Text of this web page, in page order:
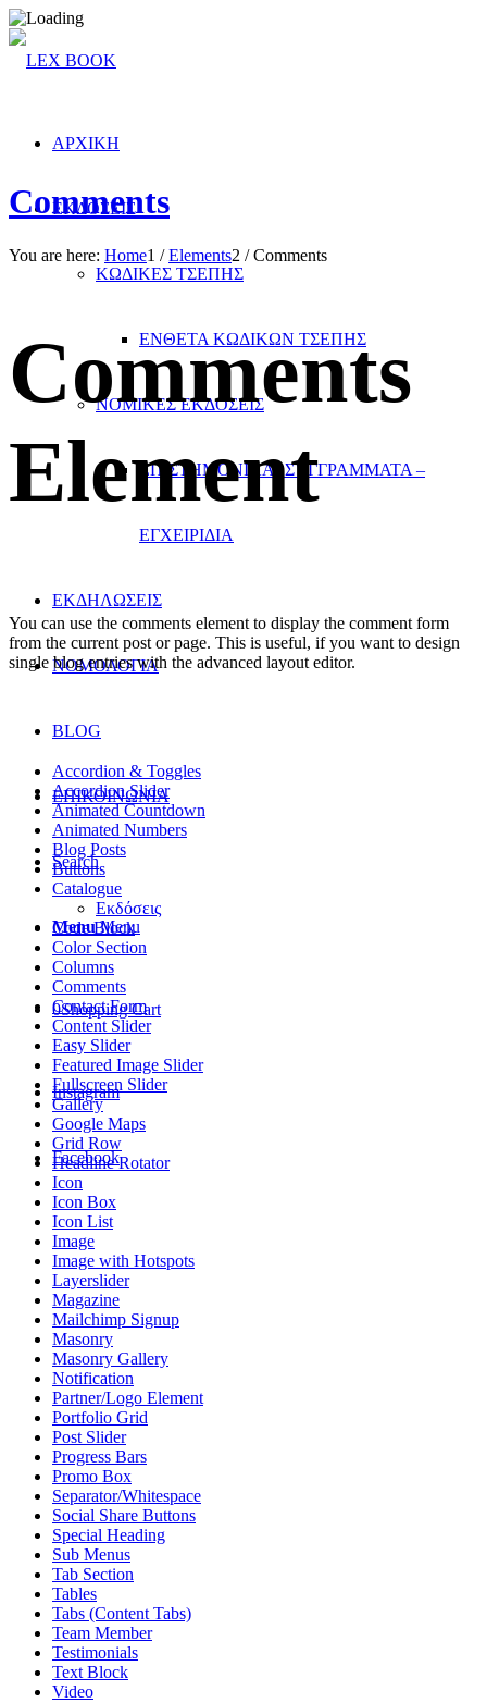
ΑΡΧΙΚΗ
ΕΚΔΟΣΕΙΣ
ΚΩΔΙΚΕΣ ΤΣΕΠΗΣ
ΕΝΘΕΤΑ ΚΩΔΙΚΩΝ ΤΣΕΠΗΣ
ΝΟΜΙΚΕΣ ΕΚΔΟΣΕΙΣ
ΕΠΙΣΤΗΜΟΝΙΚΑ- ΣΥΓΓΡΑΜΜΑΤΑ –
ΕΓΧΕΙΡΙΔΙΑ
ΕΚΔΗΛΩΣΕΙΣ
ΝΟΜΟΛΟΓΙΑ
BLOG
ΕΠΙΚΟΙΝΩΝΙΑ
Search
Menu Menu
0Shopping Cart
Instagram
Facebook
Comments
You are here: Home1 / Elements2 / Comments
Comments
Element
You can use the comments element to display the comment form
from the current post or page. This is useful, if you want to design
single blog entries with the advanced layout editor.
Accordion & Toggles
Accordion Slider
Animated Countdown
Animated Numbers
Blog Posts
Buttons
Catalogue
Εκδόσεις
Code Block
Color Section
Columns
Comments
Contact Form
Content Slider
Easy Slider
Featured Image Slider
Fullscreen Slider
Gallery
Google Maps
Grid Row
Headline Rotator
Icon
Icon Box
Icon List
Image
Image with Hotspots
Layerslider
Magazine
Mailchimp Signup
Masonry
Masonry Gallery
Notification
Partner/Logo Element
Portfolio Grid
Post Slider
Progress Bars
Promo Box
Separator/Whitespace
Social Share Buttons
Special Heading
Sub Menus
Tab Section
Tables
Tabs (Content Tabs)
Team Member
Testimonials
Text Block
Video